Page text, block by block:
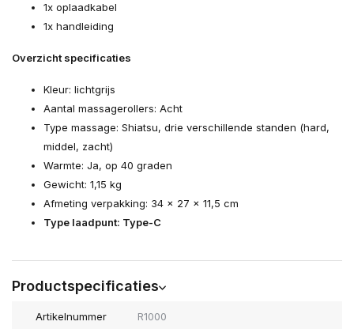
1x oplaadkabel
1x handleiding
Overzicht specificaties
Kleur: lichtgrijs
Aantal massagerollers: Acht
Type massage: Shiatsu, drie verschillende standen (hard,
middel, zacht)
Warmte: Ja, op 40 graden
Gewicht: 1,15 kg
Afmeting verpakking: 34 x 27 x 11,5 cm
Type laadpunt: Type-C
Productspecificaties
Artikelnummer R1000